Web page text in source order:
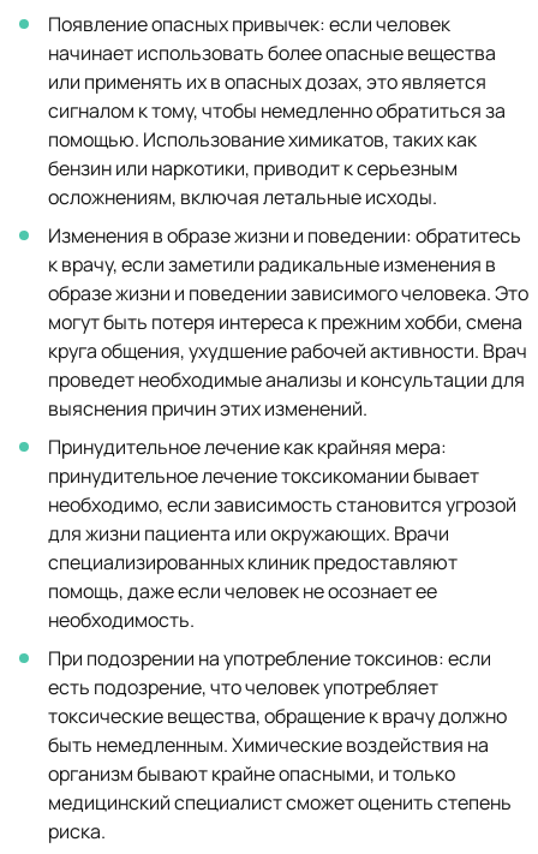
Появление опасных привычек: если человек
начинает использовать более опасные вещества
или применять их в опасных дозах, это является
сигналом к тому, чтобы немедленно обратиться за
помощью. Использование химикатов, таких как
бензин или наркотики, приводит к серьезным
осложнениям, включая летальные исходы.
Изменения в образе жизни и поведении: обратитесь
к врачу, если заметили радикальные изменения в
образе жизни и поведении зависимого человека. Это
могут быть потеря интереса к прежним хобби, смена
круга общения, ухудшение рабочей активности. Врач
проведет необходимые анализы и консультации для
выяснения причин этих изменений.
Принудительное лечение как крайняя мера:
принудительное лечение токсикомании бывает
необходимо, если зависимость становится угрозой
для жизни пациента или окружающих. Врачи
специализированных клиник предоставляют
помощь, даже если человек не осознает ее
необходимость.
При подозрении на употребление токсинов: если
есть подозрение, что человек употребляет
токсические вещества, обращение к врачу должно
быть немедленным. Химические воздействия на
организм бывают крайне опасными, и только
медицинский специалист сможет оценить степень
риска.